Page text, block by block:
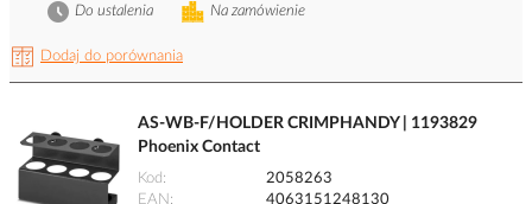
Dodaj do porównania
Na zamówienie
Do ustalenia
AS-WB-F/HOLDER CRIMPHANDY | 1193829
Phoenix Contact
Kod
2058263
EAN
4063151248130